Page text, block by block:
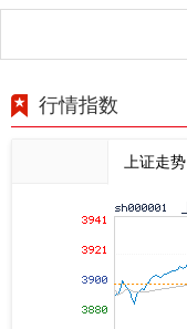
行情指数
上证走势